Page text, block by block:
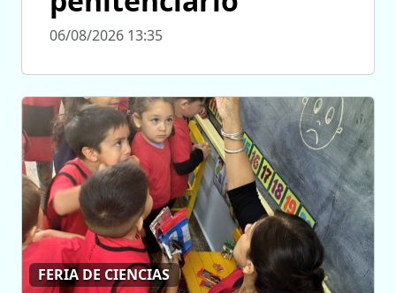
06/08/2026 13:35
FERIA DE CIENCIAS